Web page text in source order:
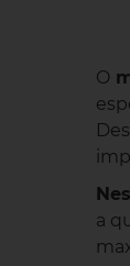
O
a